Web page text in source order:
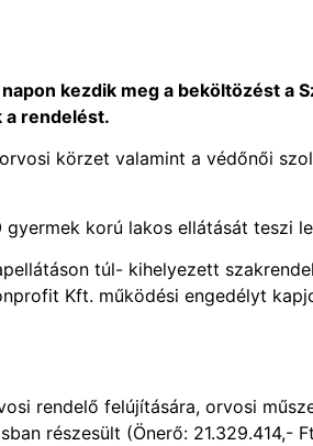
kezdik meg a beköltözést a
a rendelést.
körzet valamint a védőnői
korú lakos ellátását teszi
túl- kihelyezett
Kft. működési engedélyt
rendelő felújítására, orvosi
részesült (Önerő: 21.329.414,-